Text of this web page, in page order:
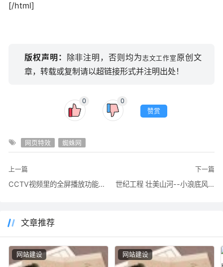
[/html]
版权声明： 除非注明，否则均为志文工作室 原创文
章，转载或复制请以超链接形式并注明出处！
0
0
赞赏
网页特效 蜘蛛网
上一篇
CCTV视频里的全屏播放功能实现
下一篇
世纪工程 壮美山河--小浪底风景区
文章推荐
网站建设 网站建设